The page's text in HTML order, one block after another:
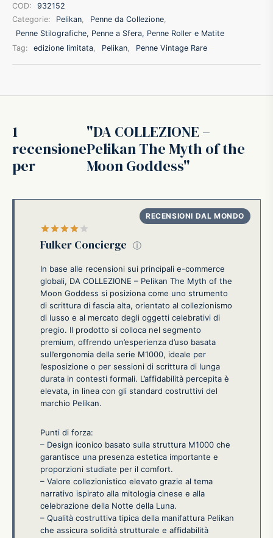
COD:
932152
Categorie:
Pelikan, Penne da Collezione,
Penne Stilografiche, Penne a Sfera, Penne Roller e Matite
Tag:
edizione limitata, Pelikan, Penne Vintage Rare
1
recensione
per
DA COLLEZIONE –
Pelikan The Myth of the
Moon Goddess
Fulker Concierge ⓘ
In base alle recensioni sui principali e-commerce
globali, DA COLLEZIONE – Pelikan The Myth of the
Moon Goddess si posiziona come uno strumento
di scrittura di fascia alta, orientato al collezionismo
di lusso e al mercato degli oggetti celebrativi di
pregio. Il prodotto si colloca nel segmento
premium, offrendo un’esperienza d’uso basata
sull’ergonomia della serie M1000, ideale per
l’esposizione o per sessioni di scrittura di lunga
durata in contesti formali. L’affidabilità percepita è
elevata, in linea con gli standard costruttivi del
marchio Pelikan.
Punti di forza:
– Design iconico basato sulla struttura M1000 che
garantisce una presenza estetica importante e
proporzioni studiate per il comfort.
– Valore collezionistico elevato grazie al tema
narrativo ispirato alla mitologia cinese e alla
celebrazione della Notte della Luna.
– Qualità costruttiva tipica della manifattura Pelikan
che assicura solidità strutturale e affidabilità
A.G.